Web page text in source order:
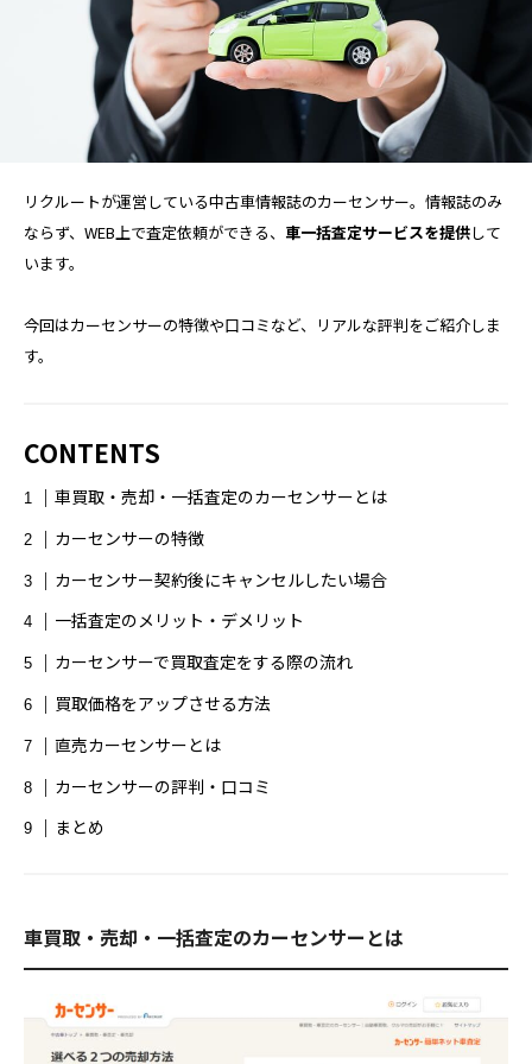
リクルートが運営している中古車情報誌のカーセンサー。情報誌のみ
ならず、WEB上で査定依頼ができる、 車一括査定サービスを提供して
います。
今回はカーセンサーの特徴や口コミなど、リアルな評判をご紹介しま
す。
CONTENTS
車買取・売却・一括査定のカーセンサーとは
カーセンサーの特徴
カーセンサー契約後にキャンセルしたい場合
一括査定のメリット・デメリット
カーセンサーで買取査定をする際の流れ
買取価格をアップさせる方法
直売カーセンサーとは
カーセンサーの評判・口コミ
まとめ
車買取・売却・一括査定のカーセンサーとは
TAG LIST
BEYOND it転職おすすめ
アップルジム口コミ アップルジム評判
カーリース比較
カップル割 ギフト
ダイエット トレーニングジム ナイトブラ
ナイトブラおすすめ ナイトブラ安い
パーソナルジムカウンセリング
パーソナルジム女性 パーソナルトレーニング
プログラミングスクール ペア割
ホワイトニング マッチングアプリ